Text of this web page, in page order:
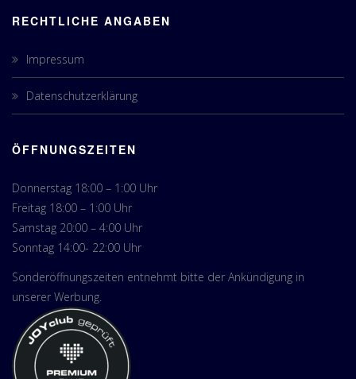
RECHTLICHE ANGABEN
Impressum
Datenschutzerklärung
ÖFFNUNGSZEITEN
Donnerstag 18:00 – 1:00 Uhr
Freitag 18:00 – 1:00 Uhr
Samstag 20:00 – 4:00 Uhr
Sonntag 14:00- 22:00 Uhr
Sonderöffnungszeiten entnehmt bitte der Ankündigung in
unserer Werbung.